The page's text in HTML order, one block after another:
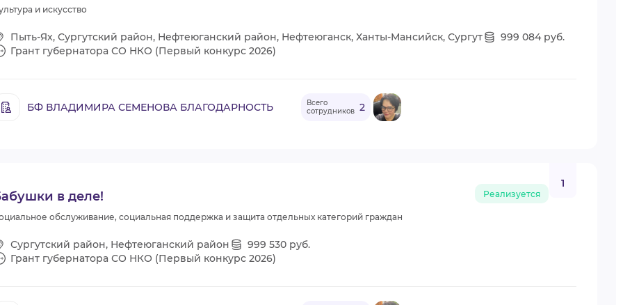
и искусство
Пыть-Ях, Сургутский район, Нефтеюганский район, Нефтеюганск, Ханты-Мансийск, Сургут
999 084 руб.
Грант губернатора СО НКО (Первый конкурс 2026)
БФ ВЛАДИМИРА СЕМЕНОВА БЛАГОДАРНОСТЬ
Всего
сотрудников 2
в деле! Реализуется
1
обслуживание, социальная поддержка и защита отдельных категорий граждан
Сургутский район, Нефтеюганский район
999 530 руб.
Грант губернатора СО НКО (Первый конкурс 2026)